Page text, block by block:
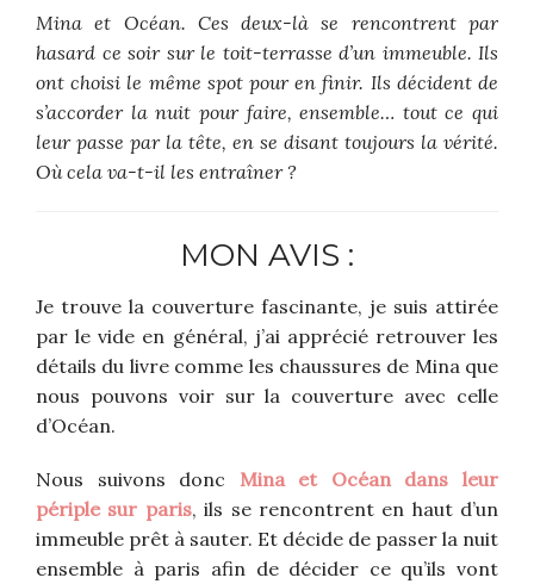
Mina et Océan. Ces deux-là se rencontrent par
hasard ce soir sur le toit-terrasse d’un immeuble. Ils
ont choisi le même spot pour en finir. Ils décident de
s’accorder la nuit pour faire, ensemble… tout ce qui
leur passe par la tête, en se disant toujours la vérité.
Où cela va-t-il les entraîner ?
MON AVIS :
Je trouve la couverture fascinante, je suis attirée
par le vide en général, j’ai apprécié retrouver les
détails du livre comme les chaussures de Mina que
nous pouvons voir sur la couverture avec celle
d’Océan.
Nous suivons donc Mina et Océan dans leur
périple sur paris, ils se rencontrent en haut d’un
immeuble prêt à sauter. Et décide de passer la nuit
ensemble à paris afin de décider ce qu’ils vont